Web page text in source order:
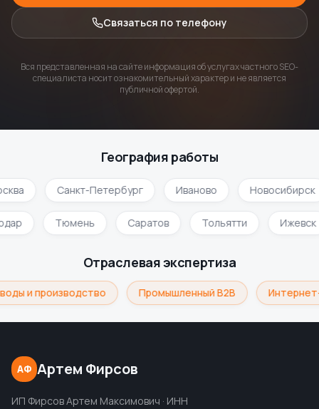
Связаться по телефону
Вся представленная на сайте информация об услугах частного SEO-
специалиста носит ознакомительный характер и не является
публичной офертой.
География работы
Санкт-Петербург Иваново Новосибирск
Тюмень Саратов Тольятти Ижевск
Отраслевая экспертиза
и производство Промышленный B2B
АФ Артем Фирсов
ИП Фирсов Артем Максимович · ИНН